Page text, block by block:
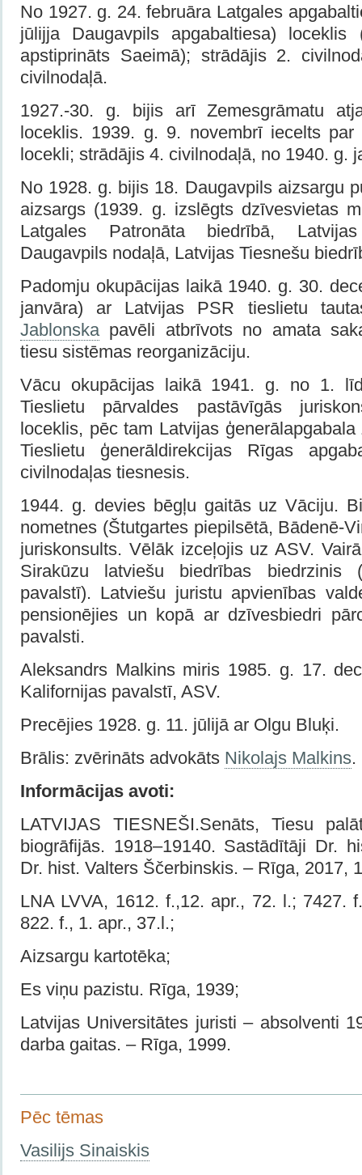
No 1927. g. 24. februāra Lat­gales
jūlijja Daugavpils apgabaltiesa)
apstiprināts Saeimā); strādājis 2.
civilnodaļā.
1927.-30. g. bijis arī Zemesgrā­matu
loceklis. 1939. g. 9. novembrī iecelts par
locekli; strādājis 4. civilnodaļā, no 1940. g.
No 1928. g. bijis 18. Daugavpils aizsargu
aizsargs (1939. g. izslēgts dzīvesvietas
Latgales Patronāta biedrībā,
Daugavpils nodaļā, Latvijas Tiesnešu
Padomju okupācijas laikā 1940. g. 30.
janvāra) ar Latvijas PSR tieslietu
Jablonska pavēli at­brīvots no amata
tiesu sistēmas reorgani­zāciju.
Vācu okupācijas laikā 1941. g. no 1.
Tieslietu pārvaldes pastāvīgās
loceklis, pēc tam Latvijas
Tieslietu ģenerāldirekci­jas Rīgas
civilnodaļas tiesnesis.
1944. g. devies bēgļu gaitās uz Vāciju.
nometnes (Štutgartes piepilsētā, Bādenē-
juriskon­sults. Vēlāk izceļojis uz ASV.
Sirakūzu latviešu biedrības biedrzinis
pavalstī). Latvie­šu juristu apvienības
pensionējies un kopā ar dzīvesbiedri
pavalsti.
Aleksandrs Malkins miris 1985. g. 17.
Kalifornijas pavalstī, ASV.
Precējies 1928. g. 11. jūlijā ar Olgu Bluķi.
Brālis: zvērināts advokāts Nikolajs Malkins.
Informācijas avoti:
LATVIJAS TIESNEŠI.Senāts, Tiesu
biogrāfijās. 1918–19140. Sastādītāji Dr.
Dr. hist. Valters Ščerbinskis. – Rīga, 2017,
LNA LVVA, 1612. f.,12. apr., 72. l.; 7427.
822. f., 1. apr., 37.l.;
Aizsargu kartotēka;
Es viņu pazistu. Rīga, 1939;
Latvijas Universitātes juristi – absolventi
darba gaitas. – Rīga, 1999.
Pēc tēmas
Vasilijs Sinaiskis